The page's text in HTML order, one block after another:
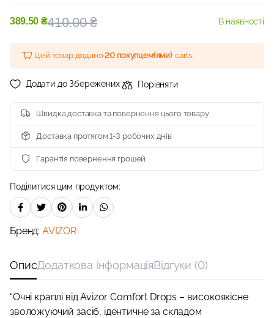
410.00₴
389.50 ₴ В наявності
Цей товар додано20 покупцем(ями) carts.
Додати до Збережених Порівняти
Швидка доставка та повернення цього товару
Доставка протягом 1-3 робочих днів
Гарантія повернення грошей
Поділитися цим продуктом:
Бренд: AVIZOR
ОписДодаткова інформаціяВідгуки (0)
“Очні краплі від Avizor Comfort Drops – високоякісне
зволожуючий засіб, ідентичне за складом